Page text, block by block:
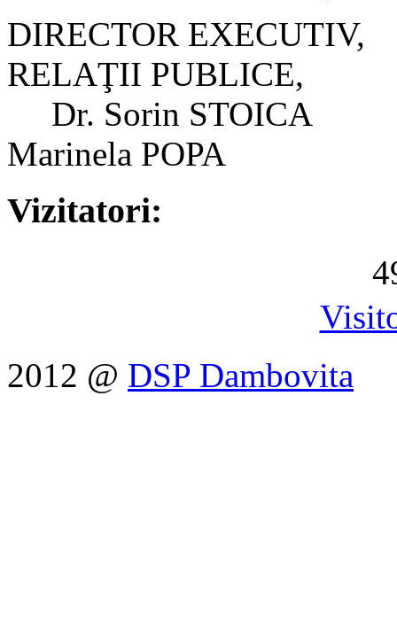
DIRECTOR
RELAŢII PUBLICE,
Dr. Sorin
Marinela POPA
Vizitatori:
4
2012 @ DSP Dambovita